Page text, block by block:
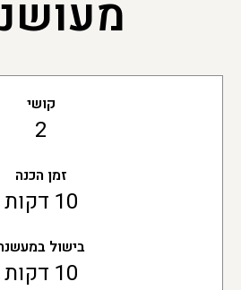
קושי
2
זמן הכנה
10 דקות
בישול
10 דקות